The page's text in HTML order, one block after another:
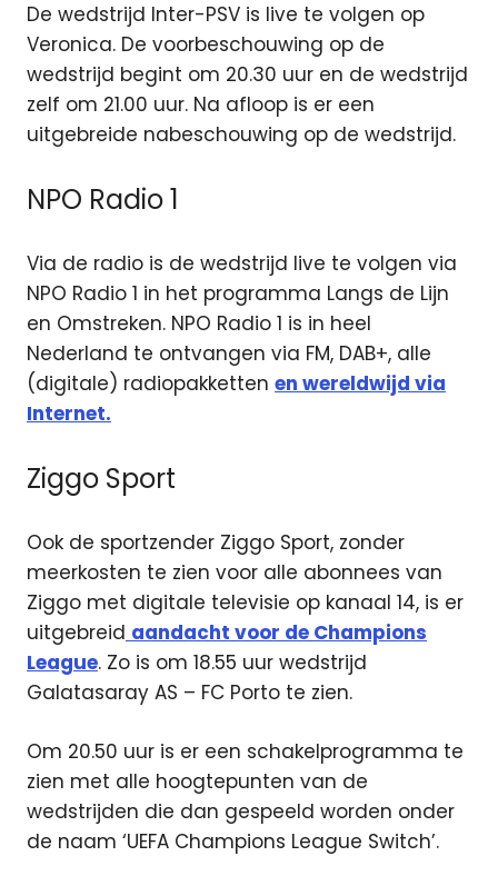
De wedstrijd Inter-PSV is live te volgen op
Veronica. De voorbeschouwing op de
wedstrijd begint om 20.30 uur en de wedstrijd
zelf om 21.00 uur. Na afloop is er een
uitgebreide nabeschouwing op de wedstrijd.
NPO Radio 1
Via de radio is de wedstrijd live te volgen via
NPO Radio 1 in het programma Langs de Lijn
en Omstreken. NPO Radio 1 is in heel
Nederland te ontvangen via FM, DAB+, alle
(digitale) radiopakketten en wereldwijd via
Internet.
Ziggo Sport
Ook de sportzender Ziggo Sport, zonder
meerkosten te zien voor alle abonnees van
Ziggo met digitale televisie op kanaal 14, is er
uitgebreid aandacht voor de Champions
League. Zo is om 18.55 uur wedstrijd
Galatasaray AS – FC Porto te zien.
Om 20.50 uur is er een schakelprogramma te
zien met alle hoogtepunten van de
wedstrijden die dan gespeeld worden onder
de naam ‘UEFA Champions League Switch’.